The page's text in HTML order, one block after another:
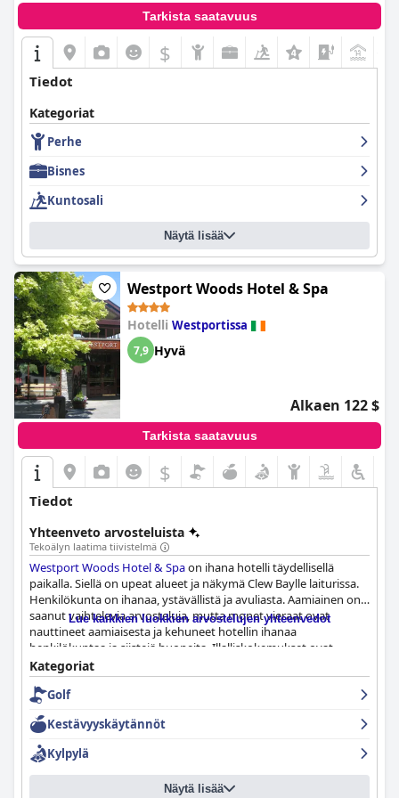
Tarkista saatavuus
$
Tiedot
Kategoriat
Perhe
Bisnes
Kuntosali
Näytä lisää
Westport Woods Hotel & Spa
Hotelli Westportissa
7,9 Hyvä
Alkaen 122 $
Tarkista saatavuus
$
Tiedot
Yhteenveto arvosteluista
Tekoälyn laatima tiivistelmä
Westport Woods Hotel & Spaon ihana hotelli täydellisellä
paikalla. Siellä on upeat alueet ja näkymä Clew Baylle laiturissa.
Henkilökunta on ihanaa, ystävällistä ja avuliasta. Aamiainen on
saanut vaihtelevia arvosteluja, mutta monet vieraat ovat
nauttineet aamiaisesta ja kehuneet hotellin ihanaa
henkilökuntaa ja siistejä huoneita. Illalliskokemukset ovat
vaihtelevia, jotkut vieraat ylistävät ruokaa ja toiset
huomauttavat, että menu voisi olla laajempi. Huoneet ovat
tilavia, siistejä ja mukavia, ainoana miinuksena on, että sisustus
on hieman vanhanaikainen. Hotelli on säihkyvän puhdas, ja
vieraat arvostavat siisteyttä ja korkeaa ylläpitotasoa.
Henkilökunta on vieraanvaraista ja avuliasta, ja vieraat tuntevat,
että heistä pidetään hyvää huolta. Kylpylän tilat ovat ylelliset, ja
kylpylän henkilökunta saa paljon positiivisia arvosteluja.
Allastilat ovat upeat ja erittäin puhtaat, ja henkilökunta on
Lue kaikkien luokkien arvostelujen yhteenvedot
Kategoriat
Golf
Kestävyyskäytännöt
Kylpylä
Näytä lisää